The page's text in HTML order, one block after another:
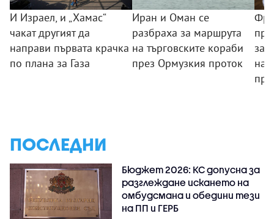
И Израел, и „Хамас“
чакат другият да
направи първата крачка
по плана за Газа
Иран и Оман се
разбраха за маршрута
на търговските кораби
през Ормузкия проток
ПОСЛЕДНИ
Бюджет 2026: КС допусна за
разглеждане искането на
омбудсмана и обедини тези
на ПП и ГЕРБ